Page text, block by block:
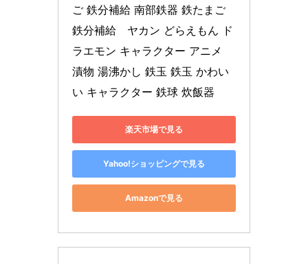
ご 鉄分補給 南部鉄器 鉄たまご
鉄分補給　ヤカン どらえもん ド
ラエモン キャラクター アニメ
漬物 湯沸かし 鉄玉 鉄玉 かわい
い キャラクター 鉄球 炊飯器
楽天市場で見る
Yahoo!ショッピングで見る
Amazonで見る